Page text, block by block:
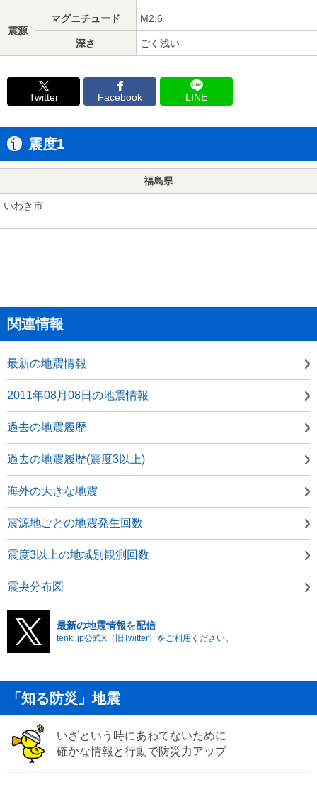
震源
マグニチュード M2.6
深さ ごく浅い
Twitter Facebook LINE
震度1
福島県
いわき市
関連情報
最新の地震情報
2011年08月08日の地震情報
過去の地震履歴
過去の地震履歴(震度3以上)
海外の大きな地震
震源地ごとの地震発生回数
震度3以上の地域別観測回数
震央分布図
最新の地震情報を配信
tenki.jp公式X（旧Twitter）をご利用ください。
「知る防災」地震
いざという時にあわてないために
確かな情報と行動で防災力アップ